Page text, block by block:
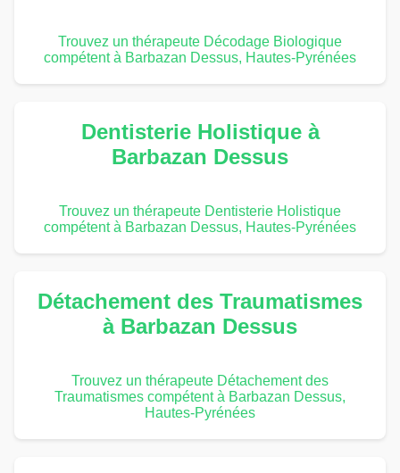
Trouvez un thérapeute Décodage Biologique
compétent à Barbazan Dessus, Hautes-Pyrénées
Dentisterie Holistique à
Barbazan Dessus
Trouvez un thérapeute Dentisterie Holistique
compétent à Barbazan Dessus, Hautes-Pyrénées
Détachement des Traumatismes
à Barbazan Dessus
Trouvez un thérapeute Détachement des
Traumatismes compétent à Barbazan Dessus,
Hautes-Pyrénées